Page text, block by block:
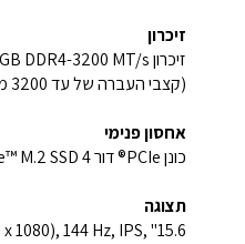
זיכרון
זיכרון GB DDR4-3200 MT/s של 16GB ‏(1 ‏x ‏16GB)
(קצבי העברה של עד ‎3200 מיליון העברות לשנייה.)
אחסון פנימי
כונן PCIe® דור 4 NVMe™ M.2 SSD בנפח ‎512 ג'יגהבייט
תצוגה
x 1080), 144 Hz, IPS,